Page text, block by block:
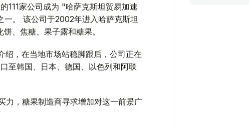
111家公司成为 "哈萨克斯坦贸易加速
。 该公司于2002年进入哈萨克斯坦
、焦糖、果子露和糖果。
，在当地市场站稳脚跟后，公司正在
至韩国、日本、德国、以色列和阿联
力，糖果制造商寻求增加对这一前景广